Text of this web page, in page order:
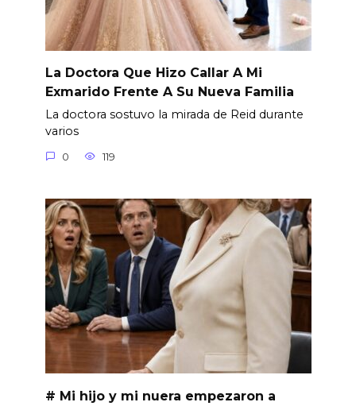
La Doctora Que Hizo Callar A Mi
Exmarido Frente A Su Nueva Familia
La doctora sostuvo la mirada de Reid durante
varios
0 119
# Mi hijo y mi nuera empezaron a